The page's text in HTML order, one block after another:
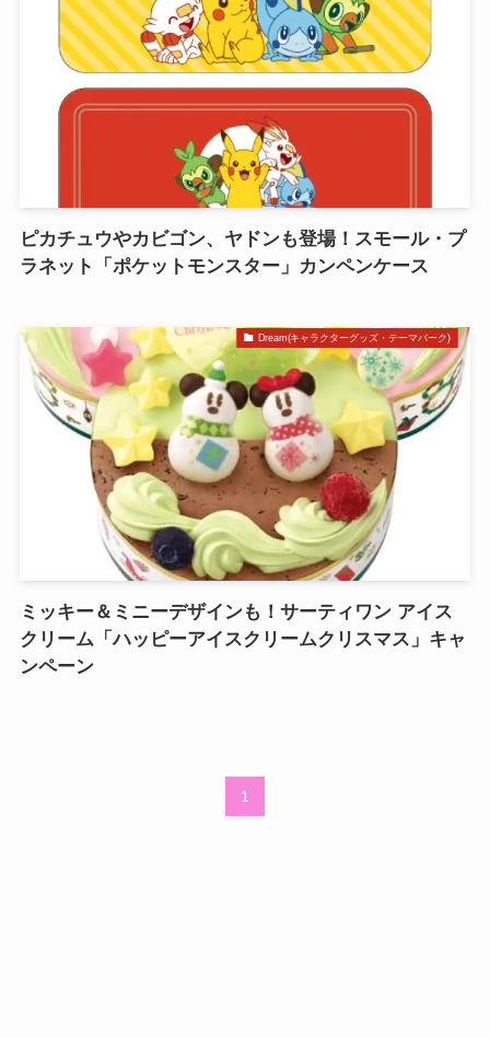
ピカチュウやカビゴン、ヤドンも登場！スモール・プ
ラネット「ポケットモンスター」カンペンケース
Dream(キャラクターグッズ・テーマパーク)
ミッキー＆ミニーデザインも！サーティワン アイス
クリーム「ハッピーアイスクリームクリスマス」キャ
ンペーン
1